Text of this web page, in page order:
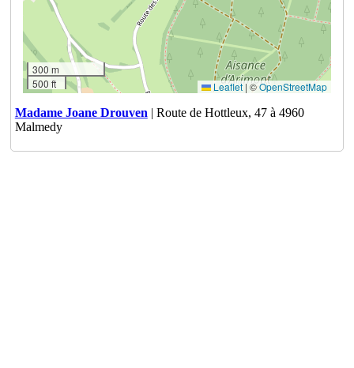
300 m
500 ft
Leaflet |©OpenStreetMap
Madame Joane Drouven | Route de Hottleux, 47 à 4960
Malmedy